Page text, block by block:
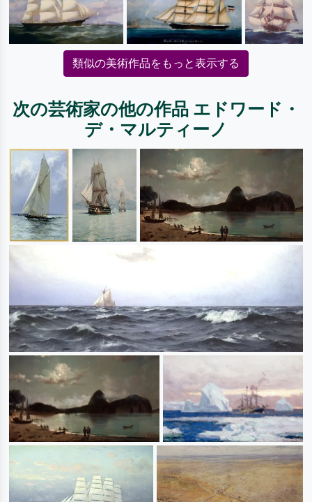
類似の美術作品をもっと表示する
次の芸術家の他の作品 エドワード・
デ・マルティーノ